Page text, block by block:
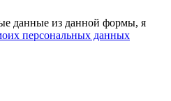
данные из данной формы, я
персональных данных